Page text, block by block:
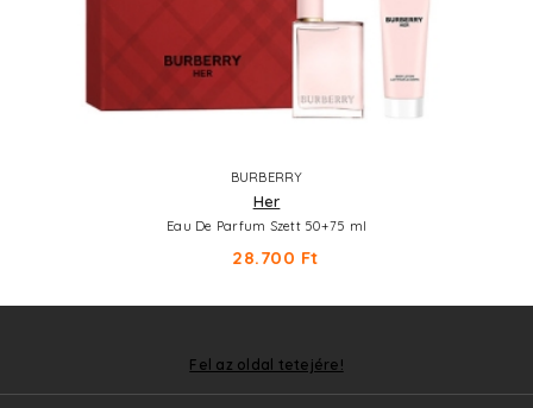
BURBERRY
Her
Eau De Parfum Szett 50+75 ml
28.700 Ft
Fel az oldal tetejére!